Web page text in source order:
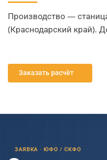
Производство —
(Краснодарский край).
Заказать расчёт
ЗАЯВКА · ЮФО / СКФО